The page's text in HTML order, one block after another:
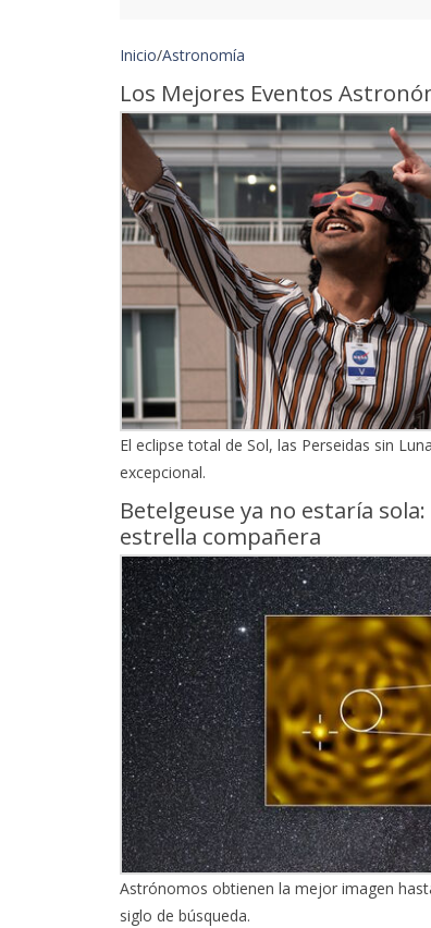
Inicio/Astronomía
Los Mejores Eventos
El eclipse total de Sol, las Perseidas sin
excepcional.
Betelgeuse ya no estaría
estrella compañera
Astrónomos obtienen la mejor imagen
siglo de búsqueda.